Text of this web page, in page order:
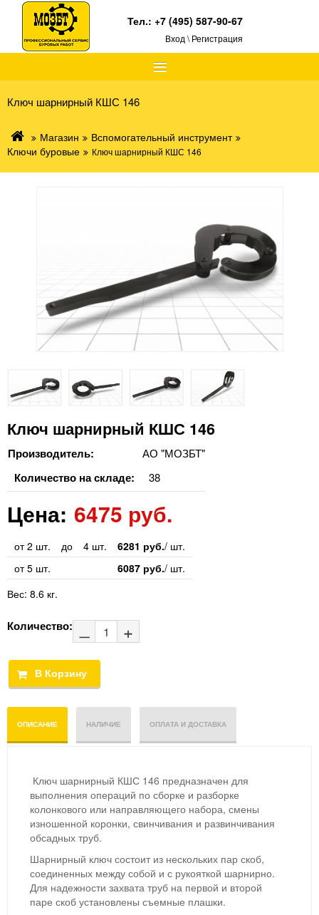
≡
Тел.:+7 (495) 587-90-67
Вход \ Регистрация
Ключ шарнирный КШС 146
Магазин
Вспомогательный инструмент
Ключи буровые
Ключ шарнирный КШС 146
Ключ шарнирный КШС 146
Производитель: АО "МОЗБТ"
Количество на складе: 38
Цена: 6475 руб.
от 2 шт. до 4 шт. 6281 руб./ шт.
от 5 шт.
6087 руб./ шт.
Вес: 8.6 кг.
Количество:
ОПИСАНИЕ НАЛИЧИЕ ОПЛАТА И ДОСТАВКА
Ключ шарнирный КШС 146 предназначен для
выполнения операций по сборке и разборке
колонкового или направляющего набора, смены
изношенной коронки, свинчивания и развинчивания
обсадных труб.
Шарнирный ключ состоит из нескольких пар скоб,
соединенных между собой и с рукояткой шарнирно.
Для надежности захвата труб на первой и второй
паре скоб установлены съемные плашки.